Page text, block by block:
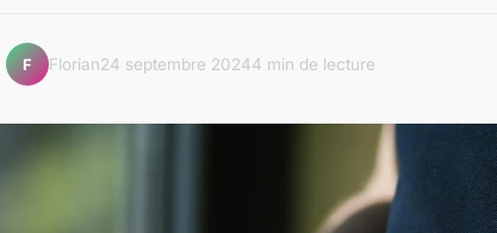
F Florian24 septembre 20244 min de lecture